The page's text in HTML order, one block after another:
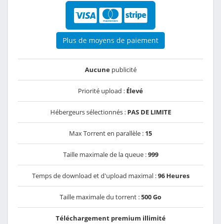
Plus de moyens de paiement
Aucunepublicité
Priorité upload : Élevé
Hébergeurs sélectionnés : PAS DE LIMITE
Max Torrent en parallèle : 15
Taille maximale de la queue :999
Temps de download et d'upload maximal :96 Heures
Taille maximale du torrent :500 Go
Téléchargement premium illimité